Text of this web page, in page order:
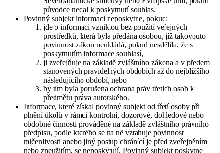
původce nedal k poskytnutí souhlas.
Povinný subjekt informaci neposkytne, pokud:
jde o informaci vzniklou bez použití veřejných
prostředků, která byla předána osobou, jíž takovouto
povinnost zákon neukládá, pokud nesdělila, že s
poskytnutím informace souhlasí,
ji zveřejňuje na základě zvláštního zákona a v předem
stanovených pravidelných obdobích až do nejbližšího
následujícího období, nebo
by tím byla porušena ochrana práv třetích osob k
předmětu práva autorského.
Informace, které získal povinný subjekt od třetí osoby při
plnění úkolů v rámci kontrolní, dozorové, dohledové nebo
obdobné činnosti prováděné na základě zvláštního právního
předpisu, podle kterého se na ně vztahuje povinnost
mlčenlivosti anebo jiný postup chránící je před zveřejněním
nebo zneužitím, se neposkytují. Povinný subjekt poskytne